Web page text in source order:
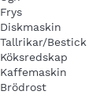
Frys
Diskmaskin
Tallrikar/Bestick
Köksredskap
Kaffemaskin
Brödrost